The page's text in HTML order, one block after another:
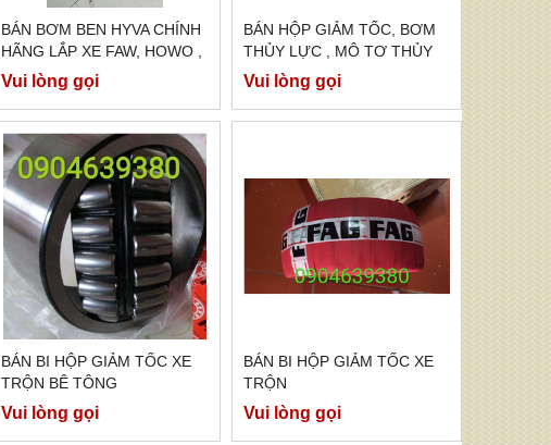
BÁN BƠM BEN HYVA CHÍNH
HÃNG LẮP XE FAW, HOWO ,
ĐẦU KÉO MÓC BEN
Vui lòng gọi
BÁN HỘP GIẢM TỐC, BƠM
THỦY LỰC , MÔ TƠ THỦY
LỰC XE BỒN TRỘN BÊ
TÔNG EATON
Vui lòng gọi
BÁN BI HỘP GIẢM TỐC XE
TRỘN BÊ TÔNG
Vui lòng gọi
BÁN BI HỘP GIẢM TỐC XE
TRỘN
Vui lòng gọi